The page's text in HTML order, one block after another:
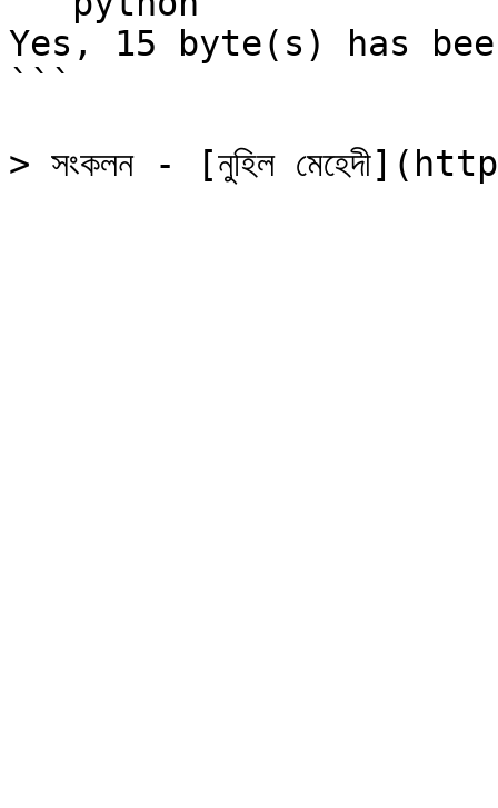
Yes, 15 byte(s) has
```